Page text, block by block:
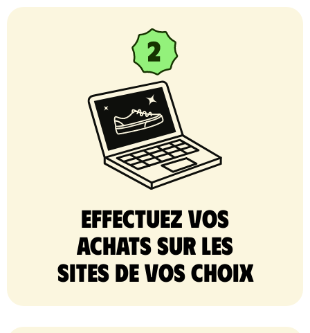
Effectuez vos
achats sur les
sites de vos choix